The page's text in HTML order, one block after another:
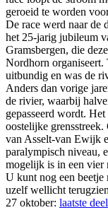
geroeid te worden
De race werd naar de
het 25-jarig jubileum
Gramsbergen, die
Nordhorn organiseert.
uitbundig en was de
Anders dan vorige
de rivier, waarbij
gepasseerd wordt.
oostelijke grensstreek.
van Asselt-van Ewijk
paralympisch niveau,
mogelijk is in een vier
U kunt nog een beetje
uzelf wellicht
27 oktober: laatste